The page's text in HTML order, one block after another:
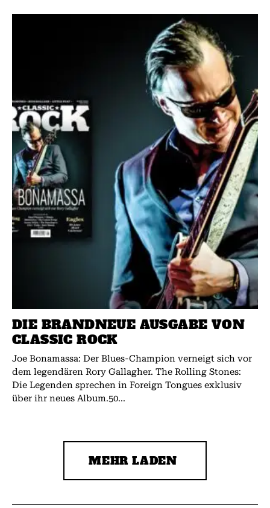
DIE BRANDNEUE AUSGABE VON
CLASSIC ROCK
Joe Bonamassa: Der Blues-Champion verneigt sich vor
dem legendären Rory Gallagher. The Rolling Stones:
Die Legenden sprechen in Foreign Tongues exklusiv
über ihr neues Album.50...
MEHR LADEN